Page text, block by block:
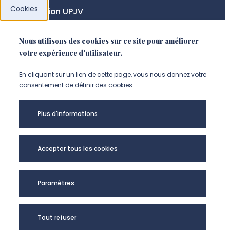
Fondation UPJV
NOUS SUIVRE
Suivez-nous sur instagram
Suivez-nous sur linkedin
Suivez-nous sur
Université de Picardie Jules Verne -
@Copyright 2024
Mentions légales
Accessibilité
Cookies
Nous utilisons des cookies sur ce site pour améliorer
votre expérience d'utilisateur.
En cliquant sur un lien de cette page, vous nous donnez votre
consentement de définir des cookies.
Plus d'informations
Accepter tous les cookies
Paramètres
Tout refuser